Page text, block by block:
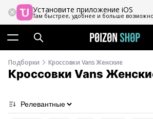
Установите приложение iOS
Там быстрее, удобнее и больше
Подборки Кроссовки Vans Женские
Кроссовки Vans